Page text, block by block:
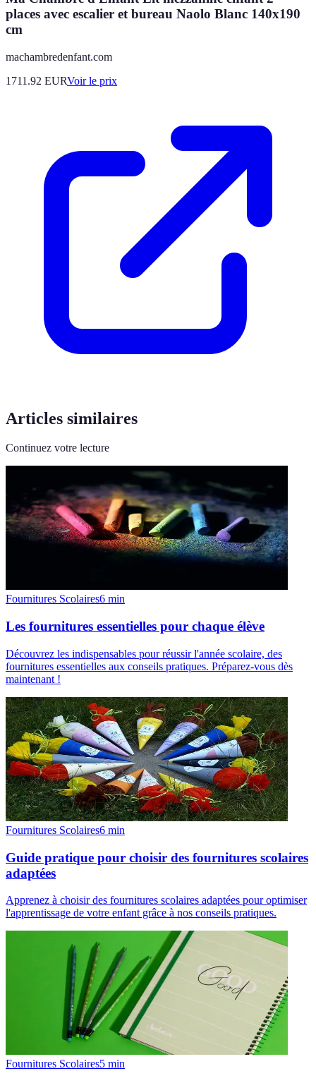
places avec escalier et bureau Naolo Blanc 140x190
cm
machambredenfant.com
1711.92 EURVoir le prix
Articles similaires
Continuez votre lecture
Fournitures Scolaires6 min
Les fournitures essentielles pour chaque élève
Découvrez les indispensables pour réussir l'année scolaire, des
fournitures essentielles aux conseils pratiques. Préparez-vous dès
maintenant !
Fournitures Scolaires6 min
Guide pratique pour choisir des fournitures scolaires
adaptées
Apprenez à choisir des fournitures scolaires adaptées pour optimiser
l'apprentissage de votre enfant grâce à nos conseils pratiques.
Fournitures Scolaires5 min